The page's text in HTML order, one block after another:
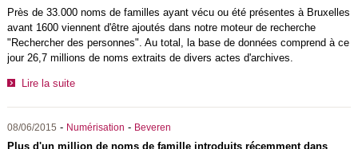
Près de 33.000 noms de familles ayant vécu ou été présentes à Bruxelles
avant 1600 viennent d'être ajoutés dans notre moteur de recherche
"Rechercher des personnes". Au total, la base de données comprend à ce
jour 26,7 millions de noms extraits de divers actes d'archives.
Lire la suite
08/06/2015 - Numérisation - Beveren
Plus d'un million de noms de famille introduits récemment dans